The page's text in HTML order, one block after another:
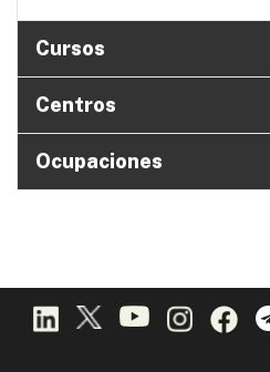
Cursos
Centros
Ocupaciones